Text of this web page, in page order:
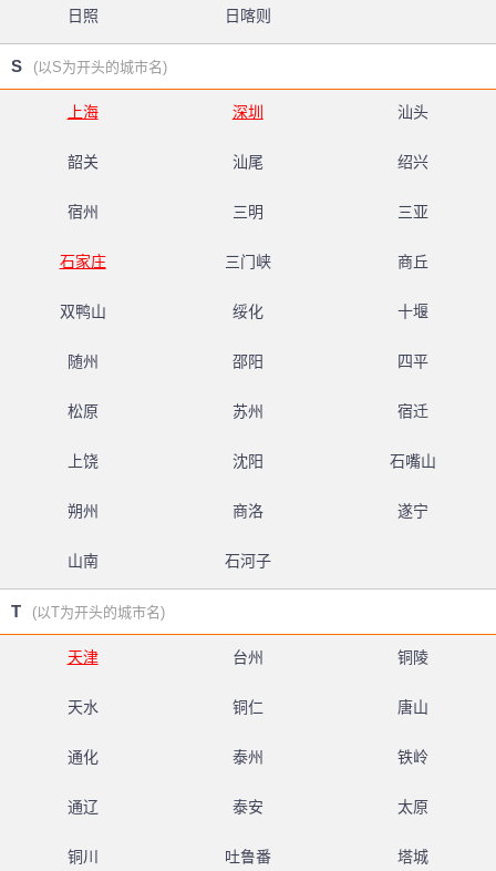
日照 日喀则
S (以S为开头的城市名)
上海 深圳 汕头
韶关 汕尾 绍兴
宿州 三明 三亚
石家庄 三门峡 商丘
双鸭山 绥化 十堰
随州 邵阳 四平
松原 苏州 宿迁
上饶 沈阳 石嘴山
朔州 商洛 遂宁
山南 石河子
T (以T为开头的城市名)
天津 台州 铜陵
天水 铜仁 唐山
通化 泰州 铁岭
通辽 泰安 太原
铜川 吐鲁番 塔城